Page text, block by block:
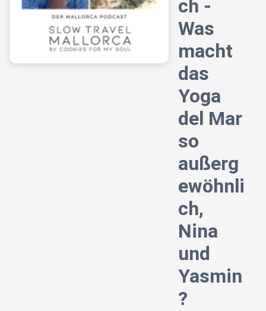
ch -
Was
macht
das
Yoga
del Mar
so
außerg
ewöhnli
ch,
Nina
und
Yasmin
?